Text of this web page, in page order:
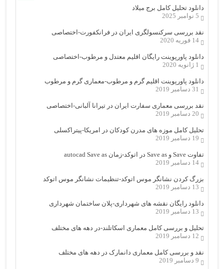
دانلود تحلیل کامل برج میلاد
5 نوامبر 2025
نقد بررسی سرکنسولگری ایران در فرانکفورت-اختصاصی
14 فوریه 2020
دانلود پاورپوینت رایگان اقلیم معتدل و مرطوب-اختصاصی
1 ژانویه 2020
دانلود پاورپوینت اقلیم گرم و مرطوب-معماری گرم و مرطوب
31 دسامبر 2019
نقد بررسی معماری سفارت ایران در تیرانا آلبانی-اختصاصی
20 دسامبر 2019
تحلیل کامل موزه های مدرن کودکان در امریکا-پیتراکسلی
19 دسامبر 2019
تفاوت Save و Save as در اتوکد-زمان autocad Save as
14 دسامبر 2019
بزرگ کردن نشانگر موس اتوکد-تنظیمات نشانگر موس اتوکد
13 دسامبر 2019
دانلود رایگان نقشه های شهرداری-پلان ساختمان شهرداری
13 دسامبر 2019
تحلیل و بررسی کامل معماری اسکاتلند-در دهه های مختلف
12 دسامبر 2019
نقد و بررسی کامل معماری دانمارک در دهه های مختلف
9 دسامبر 2019